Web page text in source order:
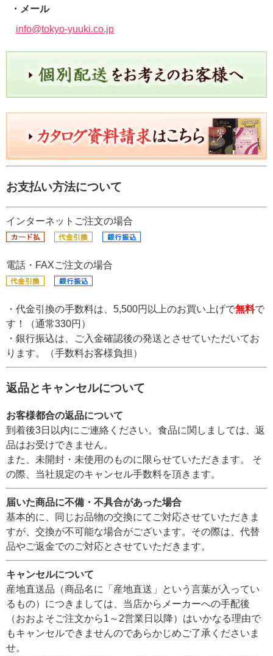
・メール
info@tokyo-yuuki.co.jp
お支払い方法について
インターネットご注文の場合
電話・FAXご注文の場合
・代金引換の手数料は、5,500円以上のお買い上げで無料で
す！（通常330円）
・銀行振込は、ご入金確認後の発送とさせていただいてお
ります。（手数料お客様負担）
返品とキャンセルについて
お客様都合の返品について
到着後3日以内にご連絡ください。食品に関しましては、返
品はお受けできません。
また、未開封・未使用のものに限らせていただきます。 そ
の際、当社規定のキャンセル手数料を頂きます。
届いた商品に不備・不具合があった場合
基本的に、同じお品物の交換にてご対応させていただきま
すが、交換が不可能な場合がございます。その際は、代替
品やご返金でのご対応とさせていただきます。
キャンセルについて
産地直送品（商品名に「産地直送」という言葉が入ってい
るもの）につきましては、当店からメーカーへの手配後
（おおよそご注文から1～2営業日以降）はいかなる理由で
もキャンセルできませんのであらかじめご了承くださいま
せ。